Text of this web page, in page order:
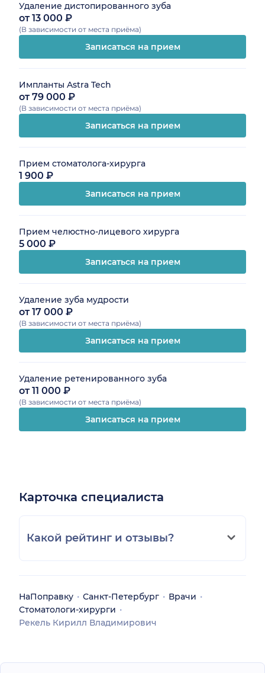
Удаление дистопированного зуба
от 13 000 ₽
(В зависимости от места приёма)
Записаться на прием
Импланты Astra Tech
от 79 000 ₽
(В зависимости от места приёма)
Записаться на прием
Прием стоматолога-хирурга
1 900 ₽
Записаться на прием
Прием челюстно-лицевого хирурга
5 000 ₽
Записаться на прием
Удаление зуба мудрости
от 17 000 ₽
(В зависимости от места приёма)
Записаться на прием
Удаление ретенированного зуба
от 11 000 ₽
(В зависимости от места приёма)
Записаться на прием
Карточка специалиста
Какой рейтинг и отзывы?
НаПоправку Санкт-Петербург
Врачи
Стоматологи-хирурги
Рекель Кирилл Владимирович